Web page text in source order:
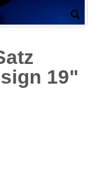
19"